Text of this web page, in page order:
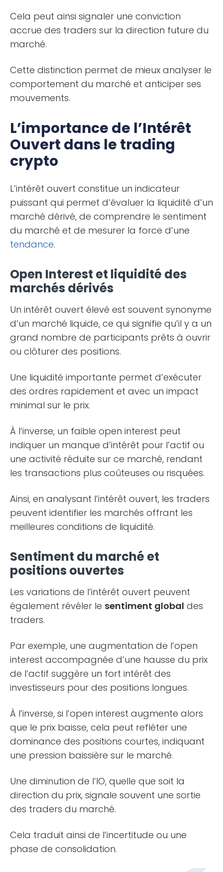
Cela peut ainsi signaler une conviction
accrue des traders sur la direction future du
marché.
Cette distinction permet de mieux analyser le
comportement du marché et anticiper ses
mouvements.
L’importance de l’Intérêt
Ouvert dans le trading
crypto
L’intérêt ouvert constitue un indicateur
puissant qui permet d’évaluer la liquidité d’un
marché dérivé, de comprendre le sentiment
du marché et de mesurer la force d’une
tendance.
Open Interest et liquidité des
marchés dérivés
Un intérêt ouvert élevé est souvent synonyme
d’un marché liquide, ce qui signifie qu’il y a un
grand nombre de participants prêts à ouvrir
ou clôturer des positions.
Une liquidité importante permet d’exécuter
des ordres rapidement et avec un impact
minimal sur le prix.
À l’inverse, un faible open interest peut
indiquer un manque d’intérêt pour l’actif ou
une activité réduite sur ce marché, rendant
les transactions plus coûteuses ou risquées.
Ainsi, en analysant l’intérêt ouvert, les traders
peuvent identifier les marchés offrant les
meilleures conditions de liquidité.
Sentiment du marché et
positions ouvertes
Les variations de l’intérêt ouvert peuvent
également révéler le sentiment global des
traders.
Par exemple, une augmentation de l’open
interest accompagnée d’une hausse du prix
de l’actif suggère un fort intérêt des
investisseurs pour des positions longues.
À l’inverse, si l’open interest augmente alors
que le prix baisse, cela peut refléter une
dominance des positions courtes, indiquant
une pression baissière sur le marché.
Une diminution de l’IO, quelle que soit la
direction du prix, signale souvent une sortie
des traders du marché.
Cela traduit ainsi de l’incertitude ou une
phase de consolidation.